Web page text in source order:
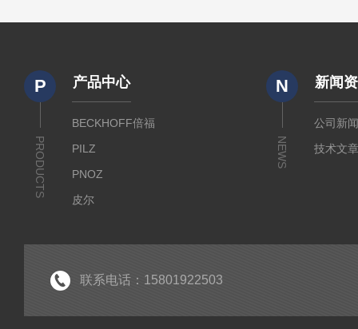
P
PRODUCTS
产品中心
BECKHOFF倍福
PILZ
PNOZ
皮尔
EK
N
NEWS
新闻
公司新
技术文
联系电话：15801922503